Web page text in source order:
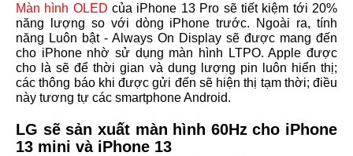
Màn hình OLED của iPhone 13 Pro sẽ tiết kiệm tới 20%
năng lượng so với dòng iPhone trước. Ngoài ra, tính
năng Luôn bật - Always On Display sẽ được mang đến
cho iPhone nhờ sử dụng màn hình LTPO. Apple được
cho là sẽ để thời gian và dung lượng pin luôn hiển thị;
các thông báo khi được gửi đến sẽ hiện thị tạm thời; điều
này tương tự các smartphone Android.
LG sẽ sản xuất màn hình 60Hz cho iPhone
13 mini và iPhone 13